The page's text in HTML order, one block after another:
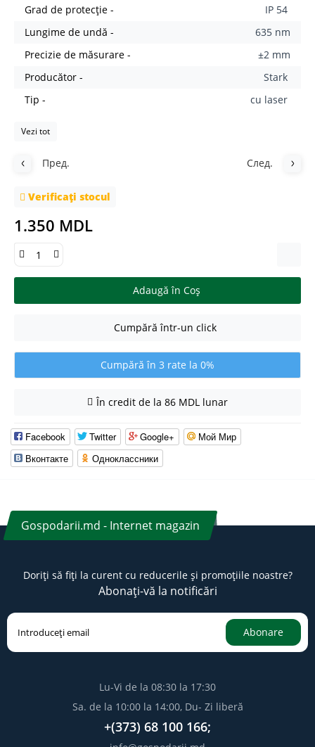
Grad de protecție -
IP 54
Lungime de undă -
635 nm
Precizie de măsurare -
±2 mm
Producător -
Stark
Tip -
cu laser
Vezi tot
Пред. След.
Verificați stocul
1.350 MDL
Adaugă în Coş
Cumpără într-un click
Cumpără în 3 rate la 0%
În credit de la 86 MDL lunar
Facebook Twitter Google+
Мой Мир
Вконтакте
Одноклассники
Gospodarii.md - Internet magazin
Doriți să fiți la curent cu reducerile și promoțiile noastre?
Abonați-vă la notificări
Abonare
Lu-Vi de la 08:30 la 17:30
Sa. de la 10:00 la 14:00, Du- Zi liberă
+(373) 68 100 166;